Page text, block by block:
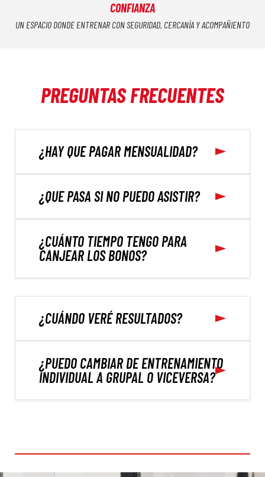
CONFIANZA
UN ESPACIO DONDE ENTRENAR CON SEGURIDAD, CERCANÍA Y ACOMPAÑIENTO
PREGUNTAS FRECUENTES
¿HAY QUE PAGAR MENSUALIDAD?
¿QUE PASA SI NO PUEDO ASISTIR?
¿CUÁNTO TIEMPO TENGO PARA
CANJEAR LOS BONOS?
¿CUÁNDO VERÉ RESULTADOS?
¿PUEDO CAMBIAR DE ENTRENAMIENTO
INDIVIDUAL A GRUPAL O VICEVERSA?